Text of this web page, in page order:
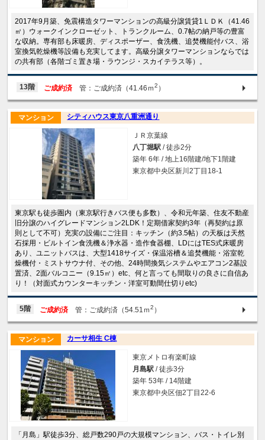
2017年9月築、免震構造タワーマンションの高級分譲賃貸1ＬＤＫ（41.46
㎡）ウォークインクローゼット、トランクルーム、0.7帖の納戸等の豊富
な収納。専有部も床暖房、ディスポーザー、食洗機、追焚機能付バス、浴
室換気乾燥機等設備も充実してます。高級分譲タワーマンションならでは
の共有部（各階ゴミ置き場・ラウンジ・スカイテラス等）。
13階 ご成約済 管：ご成約済（41.46ｍ2 ）
シティハウス東京八重洲通り
マンション
ＪＲ京葉線
八丁堀駅 / 徒歩2分
築年 6年 / 地上16階建/地下1階建
東京都中央区新川2丁目18-1
東京駅も徒歩圏内（東京駅行きバス便も多数）、令和元年築、住友不動産
旧分譲のハイグレードマンション2LDK！定期借家契約3年（再契約は原
則として不可）充実の設備にご注目：キッチン（約3.5帖）の天板は天然
石採用・ビルトイン食洗機＆浄水器・造作食器棚、LDにはTES式床暖房
あり、ユニットバスは、大型1418サイズ・保温浴槽＆追焚機能・浴室乾
燥機付・ミストサウナ付、その他、24時間換気システムやエアコン2基設
置済、2面バルコニー（9.15㎡）etc、何と言っても間取りの良さに自信あ
り！（対面式カウンターキッチン・洋室可動間仕切りetc)
5階 ご成約済 管：ご成約済（54.51ｍ2 ）
カーサ相生 C棟
マンション
東京メトロ有楽町線
月島駅 / 徒歩3分
築年 53年 / 14階建
東京都中央区佃2丁目22-6
「月島」駅徒歩3分、総戸数290戸の大規模マンション、バス・トイレ別